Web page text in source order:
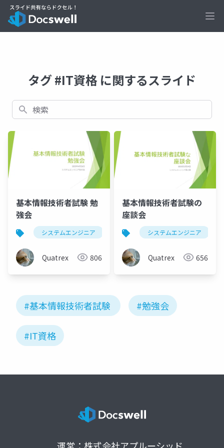
タグ #IT資格 に関するスライド
検索
基本情報技術者試験 勉
強会
システムエンジニア 情報処理技術者試験 基本情
Quatrex 806
基本情報技術者試験の
座談会
システムエンジニア
Quatrex 656
#基本情報技術者試験 #勉強会
#IT資格
運営：株式会社アプルーシッド